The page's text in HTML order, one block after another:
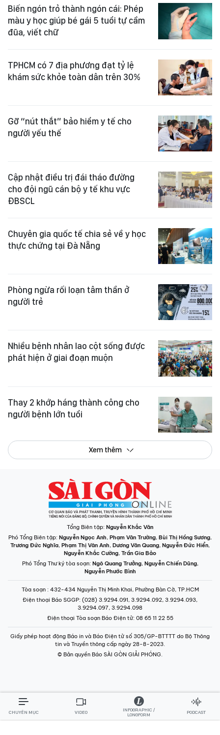
Biến ngón trỏ thành ngón cái: Phép
màu y học giúp bé gái 5 tuổi tự cầm
đũa, viết chữ
TPHCM có 7 địa phương đạt tỷ lệ
khám sức khỏe toàn dân trên 30%
Gỡ “nút thắt” bảo hiểm y tế cho
người yếu thế
Cập nhật điều trị đái tháo đường
cho đội ngũ cán bộ y tế khu vực
ĐBSCL
Chuyên gia quốc tế chia sẻ về y học
thực chứng tại Đà Nẵng
Phòng ngừa rối loạn tâm thần ở
người trẻ
Nhiều bệnh nhân lao cột sống được
phát hiện ở giai đoạn muộn
Thay 2 khớp háng thành công cho
người bệnh lớn tuổi
Xem thêm
Tổng Biên tập: Nguyễn Khắc Văn
Phó Tổng Biên tập: Nguyễn Ngọc Anh, Phạm Văn Trường, Bùi Thị Hồng Sương,
Trương Đức Nghĩa, Phạm Thị Vân Anh, Dương Văn Quang, Nguyễn Đức Hiển,
Nguyễn Khắc Cường, Trần Gia Bảo
Phó Tổng Thư ký tòa soạn: Ngô Quang Trưởng, Nguyễn Chiến Dũng,
Nguyễn Phước Bình
Tòa soạn : 432-434 Nguyễn Thị Minh Khai, Phường Bàn Cờ, TP.HCM
Điện thoại Báo SGGP: (028) 3.9294.091, 3.9294.092, 3.9294.093,
3.9294.097, 3.9294.098
Điện thoại Tòa soạn Báo Điện tử: 08 65 11 22 55
Giấy phép hoạt động Báo in và Báo Điện tử số 305/GP-BTTTT do Bộ Thông
tin và Truyền thông cấp ngày 28-8-2023.
© Bản quyền Báo SÀI GÒN GIẢI PHÓNG.
CHUYÊN MỤC VIDEO
INFOGRAPHIC /
LONGFORM
PODCAST